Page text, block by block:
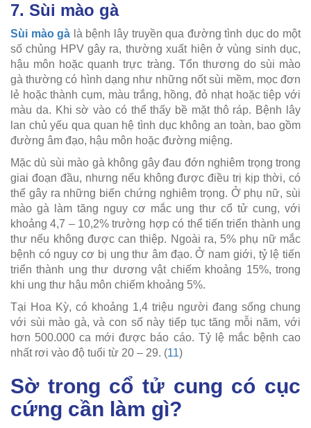
7. Sùi mào gà
Sùi mào gà là bệnh lây truyền qua đường tình dục do một
số chủng HPV gây ra, thường xuất hiện ở vùng sinh dục,
hậu môn hoặc quanh trực tràng. Tổn thương do sùi mào
gà thường có hình dạng như những nốt sùi mềm, mọc đơn
lẻ hoặc thành cụm, màu trắng, hồng, đỏ nhạt hoặc tiệp với
màu da. Khi sờ vào có thể thấy bề mặt thô ráp. Bệnh lây
lan chủ yếu qua quan hệ tình dục không an toàn, bao gồm
đường âm đạo, hậu môn hoặc đường miệng.
Mặc dù sùi mào gà không gây đau đớn nghiêm trọng trong
giai đoạn đầu, nhưng nếu không được điều trị kịp thời, có
thể gây ra những biến chứng nghiêm trọng. Ở phụ nữ, sùi
mào gà làm tăng nguy cơ mắc ung thư cổ tử cung, với
khoảng 4,7 – 10,2% trường hợp có thể tiến triển thành ung
thư nếu không được can thiệp. Ngoài ra, 5% phụ nữ mắc
bệnh có nguy cơ bị ung thư âm đạo. Ở nam giới, tỷ lệ tiến
triển thành ung thư dương vật chiếm khoảng 15%, trong
khi ung thư hậu môn chiếm khoảng 5%.
Tại Hoa Kỳ, có khoảng 1,4 triệu người đang sống chung
với sùi mào gà, và con số này tiếp tục tăng mỗi năm, với
hơn 500.000 ca mới được báo cáo. Tỷ lệ mắc bệnh cao
nhất rơi vào độ tuổi từ 20 – 29. (11)
Sờ trong cổ tử cung có cục
cứng cần làm gì?